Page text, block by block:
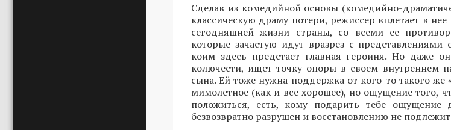
Сделав из комедийной основы (комедийно-
классическую драму потери, режиссер вплетает в
сегодняшней жизни страны, со всеми ее
которые зачастую идут вразрез с представлениями
коим здесь предстает главная героиня. Но даже
колючести, ищет точку опоры в своем внутреннем
сына. Ей тоже нужна поддержка от кого-то такого же
мимолетное (как и все хорошее), но ощущение того,
положиться, есть, кому подарить тебе
безвозвратно разрушен и восстановлению не